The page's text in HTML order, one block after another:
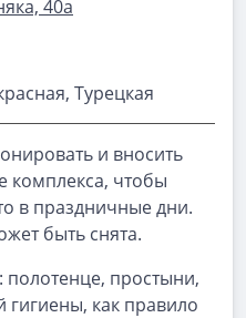
40а
Турецкая
и вносить
комплекса, чтобы
в праздничные дни.
быть снята.
простыни,
гигиены, как правило